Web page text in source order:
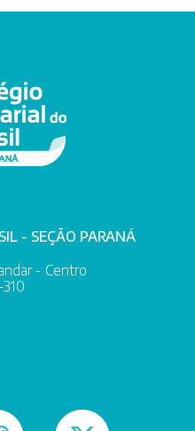
- SEÇÃO PARANÁ
- Centro